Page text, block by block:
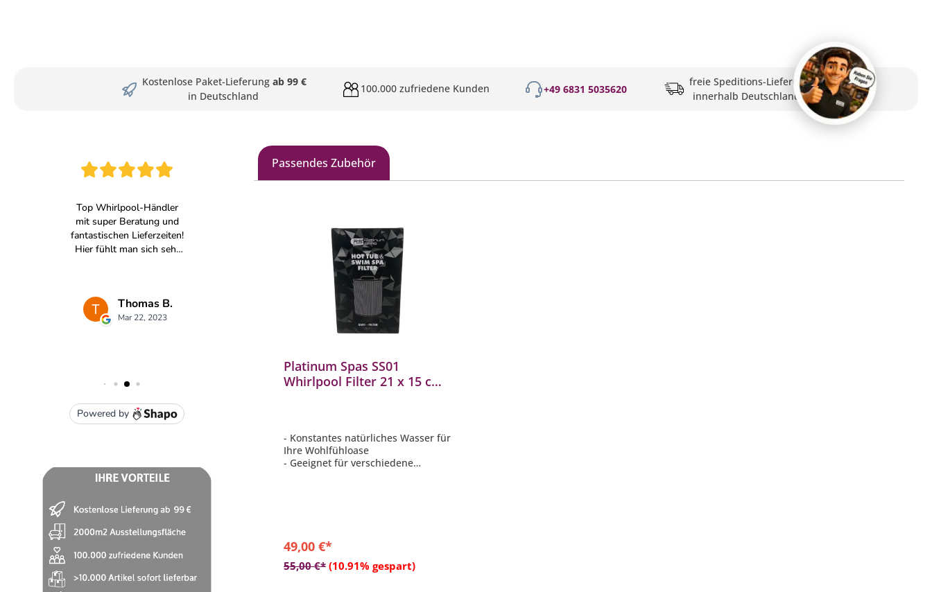
Kostenlose Paket-Lieferung ab 99 €
in Deutschland
100.000 zufriedene Kunden +49 6831 5035620
freie Speditions-Lieferung
innerhalb Deutschlands
Passendes Zubehör
Platinum Spas SS01
Whirlpool Filter 21 x 15 cm
- Konstantes natürliches Wasser für
Ihre Wohlfühloase
- Geeignet für verschiedene
49,00 €*
55,00 €* (10.91% gespart)
In den Warenkorb